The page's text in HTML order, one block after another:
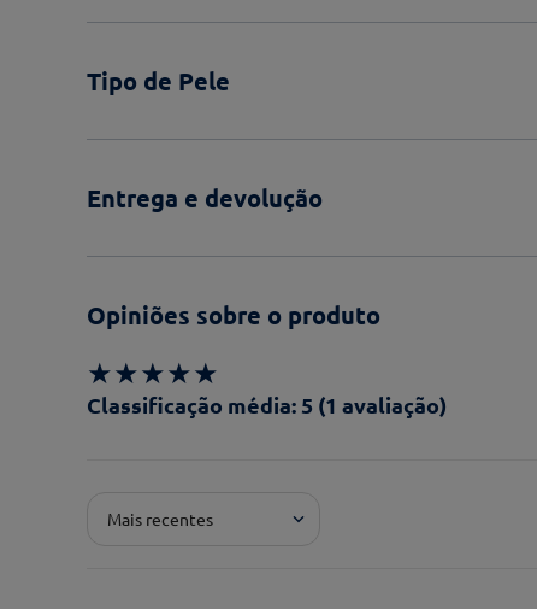
Tipo de Pele
Entrega e devolução
Opiniões sobre o produto
★★★★★
Classificação média: 5 (1 avaliação)
Pontuação*
Mais recentes